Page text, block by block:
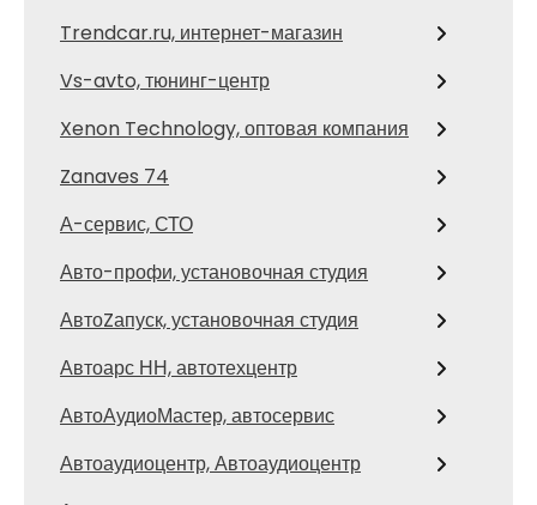
Trendcar.ru, интернет-магазин
Vs-avto, тюнинг-центр
Xenon Technology, оптовая компания
Zanaves 74
А-сервис, СТО
Авто-профи, установочная студия
АвтоZапуск, установочная студия
Автоарс НН, автотехцентр
АвтоАудиоМастер, автосервис
Автоаудиоцентр, Автоаудиоцентр